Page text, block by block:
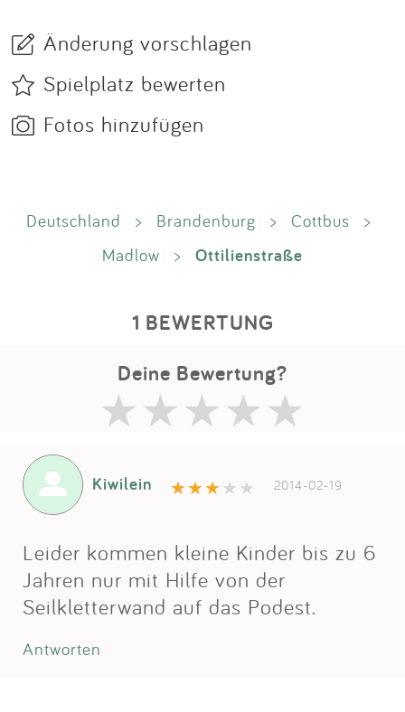
Änderung vorschlagen
Spielplatz bewerten
Fotos hinzufügen
Deutschland > Brandenburg > Cottbus
>
Madlow
> Ottilienstraße
1 BEWERTUNG
Deine Bewertung?
Kiwilein 2014-02-19
Leider kommen kleine Kinder bis zu 6
Jahren nur mit Hilfe von der
Seilkletterwand auf das Podest.
Antworten